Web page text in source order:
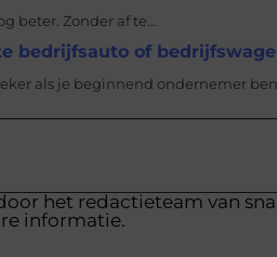
beter. Zonder af te...
bedrijfsauto of
als je beginnend ondernemer
het redactieteam van
informatie.